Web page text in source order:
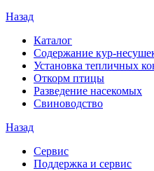
Назад
Каталог
Содержание кур-
Установка тепличных
Откорм птицы
Разведение насекомых
Свиноводство
Назад
Сервис
Поддержка и сервис